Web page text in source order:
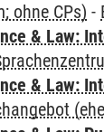
ohne CPs) -
& Law:
& Law: